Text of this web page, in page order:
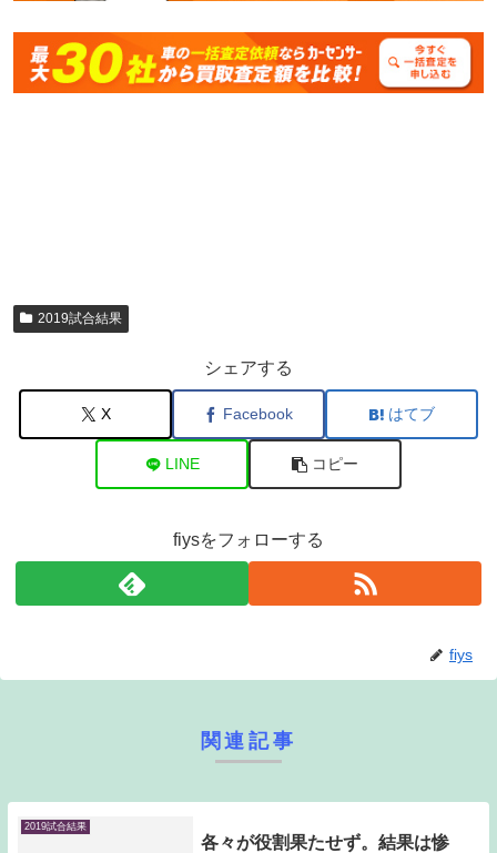
2019試合結果
シェアする
X Facebook はてブ
LINE コピー
fiysをフォローする
fiys
関連記事
2019試合結果
各々が役割果たせず。結果は惨